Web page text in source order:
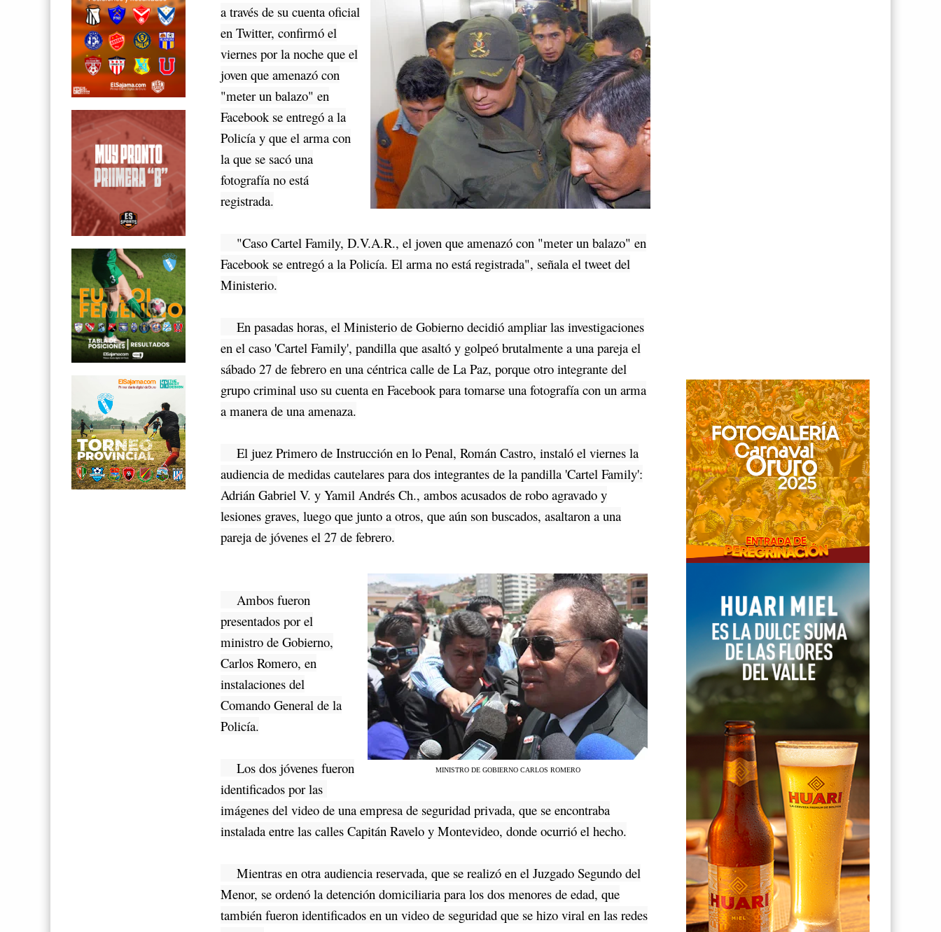
a través de su cuenta oficial
en Twitter, confirmó el
viernes por la noche que el
joven que amenazó con
"meter un balazo" en
Facebook se entregó a la
Policía y que el arma con
la que se sacó una
fotografía no está
registrada.
"Caso Cartel Family, D.V.A.R., el joven que amenazó con "meter un balazo" en
Facebook se entregó a la Policía. El arma no está registrada", señala el tweet del
Ministerio.
En pasadas horas, el Ministerio de Gobierno decidió ampliar las investigaciones
en el caso 'Cartel Family', pandilla que asaltó y golpeó brutalmente a una pareja el
sábado 27 de febrero en una céntrica calle de La Paz, porque otro integrante del
grupo criminal uso su cuenta en Facebook para tomarse una fotografía con un arma
a manera de una amenaza.
El juez Primero de Instrucción en lo Penal, Román Castro, instaló el viernes la
audiencia de medidas cautelares para dos integrantes de la pandilla 'Cartel Family':
Adrián Gabriel V. y Yamil Andrés Ch., ambos acusados de robo agravado y
lesiones graves, luego que junto a otros, que aún son buscados, asaltaron a una
pareja de jóvenes el 27 de febrero.
MINISTRO DE GOBIERNO CARLOS ROMERO
Ambos fueron
presentados por el
ministro de Gobierno,
Carlos Romero, en
instalaciones del
Comando General de la
Policía.
Los dos jóvenes fueron
identificados por las
imágenes del video de una empresa de seguridad privada, que se encontraba
instalada entre las calles Capitán Ravelo y Montevideo, donde ocurrió el hecho.
Mientras en otra audiencia reservada, que se realizó en el Juzgado Segundo del
Menor, se ordenó la detención domiciliaria para los dos menores de edad, que
también fueron identificados en un video de seguridad que se hizo viral en las redes